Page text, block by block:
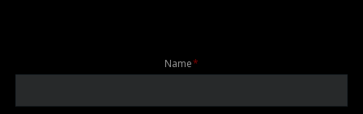
Pflichtfeld
Name*